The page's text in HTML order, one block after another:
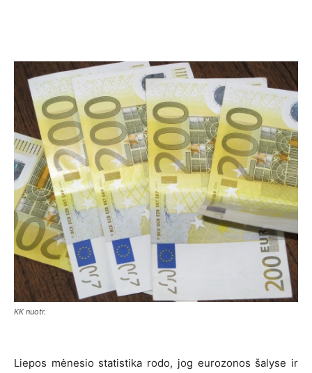
KK nuotr.
Liepos mėnesio statistika rodo, jog eurozonos šalyse ir